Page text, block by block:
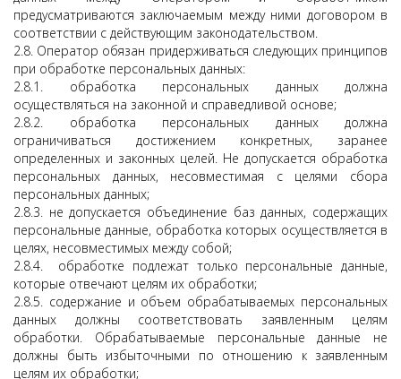
предусматриваются заключаемым между ними договором в
соответствии с действующим законодательством.
2.8. Оператор обязан придерживаться следующих принципов
при обработке персональных данных:
2.8.1. обработка персональных данных должна
осуществляться на законной и справедливой основе;
2.8.2. обработка персональных данных должна
ограничиваться достижением конкретных, заранее
определенных и законных целей. Не допускается обработка
персональных данных, несовместимая с целями сбора
персональных данных;
2.8.3. не допускается объединение баз данных, содержащих
персональные данные, обработка которых осуществляется в
целях, несовместимых между собой;
2.8.4. обработке подлежат только персональные данные,
которые отвечают целям их обработки;
2.8.5. содержание и объем обрабатываемых персональных
данных должны соответствовать заявленным целям
обработки. Обрабатываемые персональные данные не
должны быть избыточными по отношению к заявленным
целям их обработки;